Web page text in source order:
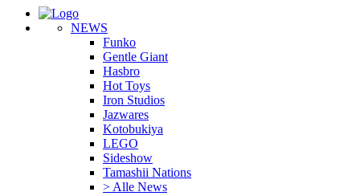
NEWS
Funko
Gentle Giant
Hasbro
Hot Toys
Iron Studios
Jazwares
Kotobukiya
LEGO
Sideshow
Tamashii Nations
> Alle News